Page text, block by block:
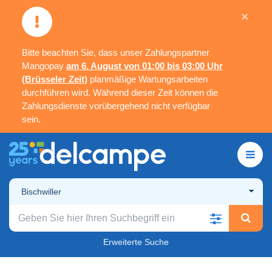
Bitte beachten Sie, dass unser Zahlungspartner
Mangopay am 6. August von 01:00 bis 03:00 Uhr
(Brüsseler Zeit) planmäßige Wartungsarbeiten
durchführen wird. Während dieser Zeit können die
Zahlungsdienste vorübergehend nicht verfügbar
sein.
×
Bischwiller
Erweiterte Suche